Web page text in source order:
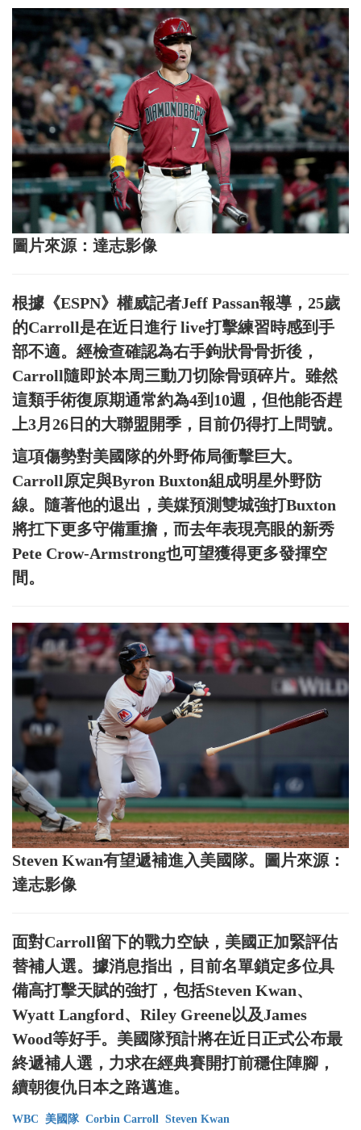
圖片來源：達志影像
根據《ESPN》權威記者Jeff Passan報導，25歲
的Carroll是在近日進行 live打擊練習時感到手
部不適。經檢查確認為右手鉤狀骨骨折後，
Carroll隨即於本周三動刀切除骨頭碎片。雖然
這類手術復原期通常約為4到10週，但他能否趕
上3月26日的大聯盟開季，目前仍得打上問號。
這項傷勢對美國隊的外野佈局衝擊巨大。
Carroll原定與Byron Buxton組成明星外野防
線。隨著他的退出，美媒預測雙城強打Buxton
將扛下更多守備重擔，而去年表現亮眼的新秀
Pete Crow-Armstrong也可望獲得更多發揮空
間。
Steven Kwan有望遞補進入美國隊。圖片來源：
達志影像
面對Carroll留下的戰力空缺，美國正加緊評估
替補人選。據消息指出，目前名單鎖定多位具
備高打擊天賦的強打，包括Steven Kwan、
Wyatt Langford、Riley Greene以及James
Wood等好手。美國隊預計將在近日正式公布最
終遞補人選，力求在經典賽開打前穩住陣腳，
續朝復仇日本之路邁進。
WBC 美國隊 Corbin Carroll Steven Kwan